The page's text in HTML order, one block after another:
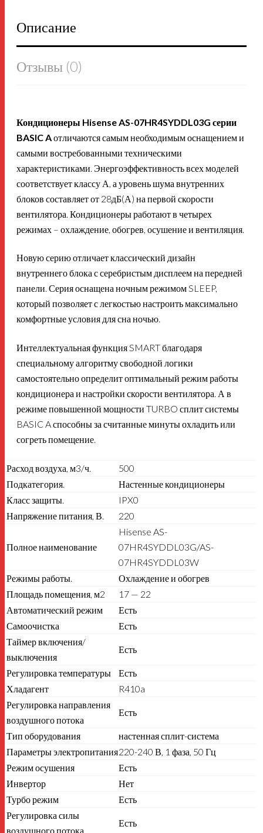
Описание
Отзывы (0)
Кондиционеры Hisense AS-07HR4SYDDL03G серии
BASIC Aотличаются самым необходимым оснащением и
самыми востребованными техническими
характеристиками. Энергоэффективность всех моделей
соответствует классу А, а уровень шума внутренних
блоков составляет от 28дБ(А) на первой скорости
вентилятора. Кондиционеры работают в четырех
режимах – охлаждение, обогрев, осушение и вентиляция.
Новую серию отличает классический дизайн
внутреннего блока с серебристым дисплеем на передней
панели. Серия оснащена ночным режимом SLEEP,
который позволяет с легкостью настроить максимально
комфортные условия для сна ночью.
Интеллектуальная функция SMART благодаря
специальному алгоритму свободной логики
самостоятельно определит оптимальный режим работы
кондиционера и настройки скорости вентилятора. А в
режиме повышенной мощности TURBO сплит системы
BASIC A способны за считанные минуты охладить или
согреть помещение.
Расход воздуха, м3/ч.
500
Подкатегория.
Настенные кондиционеры
Класс защиты.
IPX0
Напряжение питания, В.
220
Полное наименование
Hisense AS-
07HR4SYDDL03G/AS-
07HR4SYDDL03W
Режимы работы.
Охлаждение и обогрев
Площадь помещения, м2
17 — 22
Автоматический режим
Есть
Самоочистка
Есть
Таймер включения/
выключения
Есть
Регулировка температуры
Есть
Хладагент
R410a
Регулировка направления
воздушного потока
Есть
Тип оборудования
настенная сплит-система
Параметры электропитания220-240 В, 1 фаза, 50 Гц
Режим осушения
Есть
Инвертор
Нет
Турбо режим
Есть
Регулировка силы
воздушного потока
Есть